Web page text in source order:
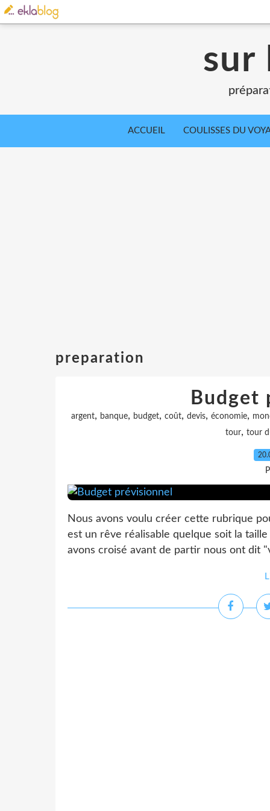
sur
ACCUEIL COULISSES DU
preparation
Budget
argent, banque, budget, coût, devis, économie,
tour, tour
Nous avons voulu créer cette rubrique
est un rêve réalisable quelque soit la
avons croisé avant de partir nous ont dit